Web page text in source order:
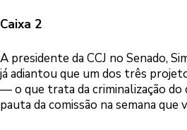
Caixa 2
A presidente da CCJ no Senado,
já adiantou que um dos três
— o que trata da criminalização do
pauta da comissão na semana que